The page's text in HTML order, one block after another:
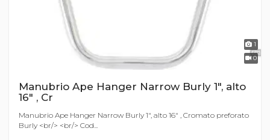
1
0
Manubrio Ape Hanger Narrow Burly 1", alto
16" , Cr
Manubrio Ape Hanger Narrow Burly 1", alto 16" , Cromato preforato
Burly <br/> <br/> Cod...